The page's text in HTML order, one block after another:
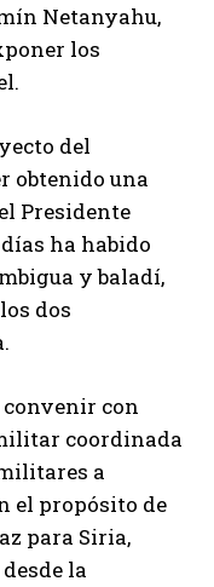
Netanyahu,
los
del
obtenido una
Presidente
ha habido
y baladí,
dos
convenir con
coordinada
a
el propósito de
para Siria,
la